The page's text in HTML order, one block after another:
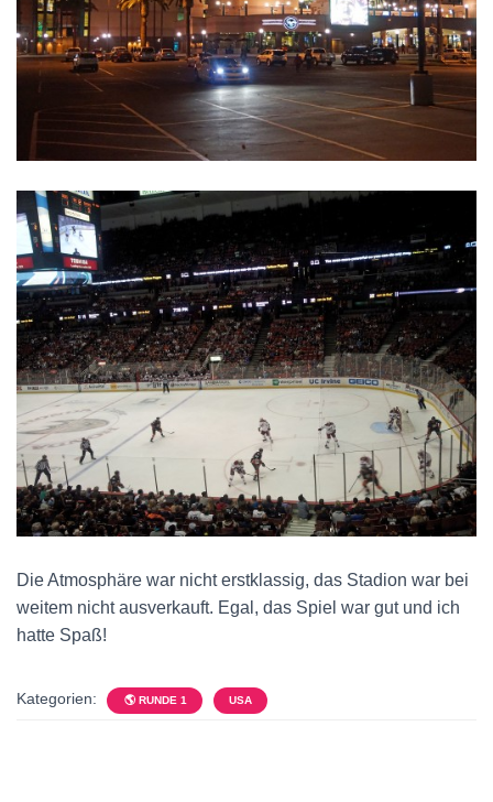
Die Atmosphäre war nicht erstklassig, das Stadion war bei
weitem nicht ausverkauft. Egal, das Spiel war gut und ich
hatte Spaß!
Kategorien: 🌎 RUNDE 1 USA